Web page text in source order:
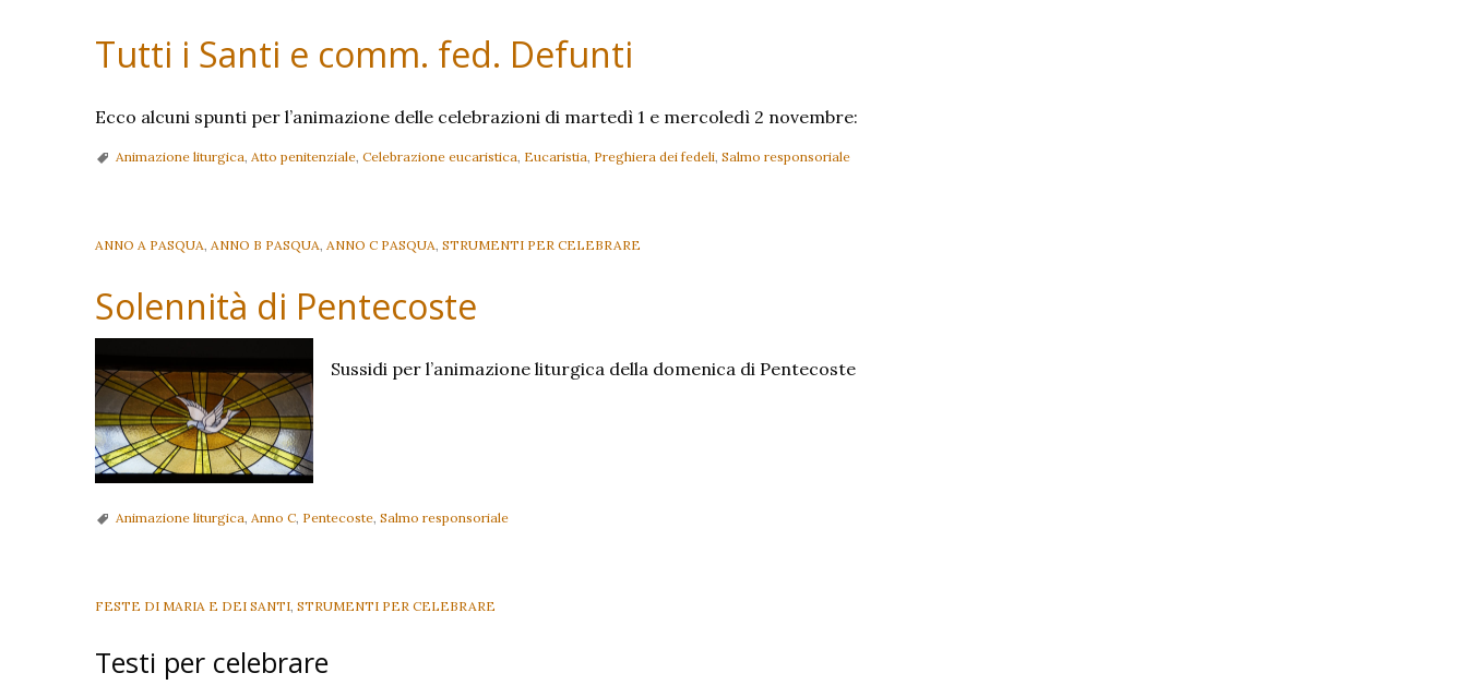
Tutti i Santi e comm. fed. Defunti
Ecco alcuni spunti per l’animazione delle celebrazioni di martedì 1 e mercoledì 2 novembre:
Animazione liturgica Atto penitenziale Celebrazione eucaristica Eucaristia Preghiera dei fedeli Salmo responsoriale
ANNO A PASQUA ANNO B PASQUA ANNO C PASQUA STRUMENTI PER CELEBRARE
Solennità di Pentecoste
Sussidi per l’animazione liturgica della domenica di Pentecoste
Animazione liturgica Anno C Pentecoste Salmo responsoriale
FESTE DI MARIA E DEI SANTI STRUMENTI PER CELEBRARE
Testi per celebrare